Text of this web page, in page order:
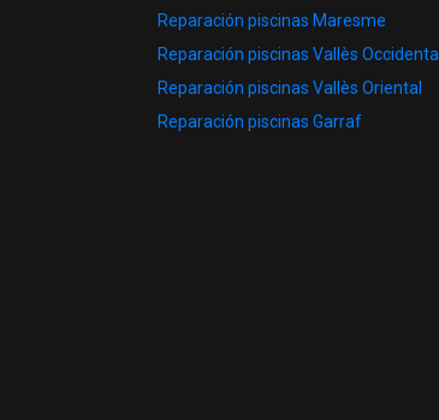
Reparación piscinas Maresme
Reparación piscinas Vallès Occidental
Reparación piscinas Vallès Oriental
Reparación piscinas Garraf